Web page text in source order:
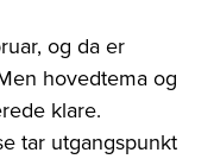
og da er
hovedtema og
klare.
tar utgangspunkt